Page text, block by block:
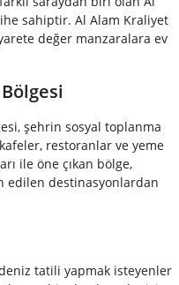
sahiptir. Al Alam Kraliyet
değer manzaralara ev
şehrin sosyal toplanma
restoranlar ve yeme
ile öne çıkan bölge,
edilen destinasyonlardan
tatili yapmak isteyenler